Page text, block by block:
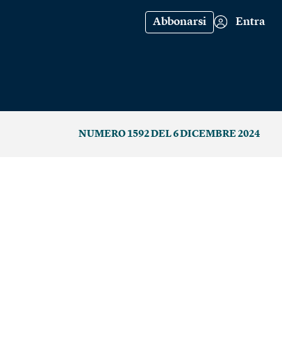
Abbonarsi Entra
NUMERO 1592 DEL 6 DICEMBRE 2024